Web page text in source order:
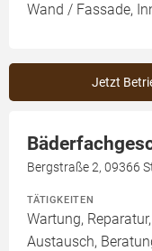
Wand / Fassade,
Jetzt
Bergstraße 2, 09366
TÄTIGKEITEN
Wartung,
Austausch,